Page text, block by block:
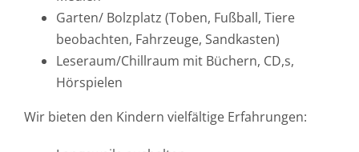
Garten/ Bolzplatz (Toben, Fußball, Tiere
beobachten, Fahrzeuge, Sandkasten)
Leseraum/Chillraum mit Büchern, CD,s,
Hörspielen
Wir bieten den Kindern vielfältige Erfahrungen: